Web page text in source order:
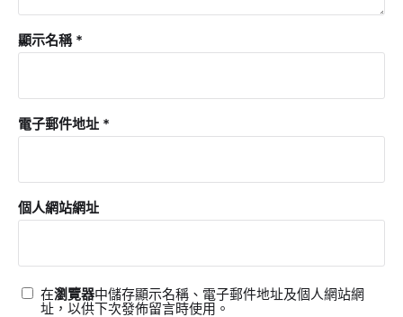
顯示名稱 *
電子郵件地址 *
個人網站網址
在瀏覽器中儲存顯示名稱、電子郵件地址及個人網站網
址，以供下次發佈留言時使用。